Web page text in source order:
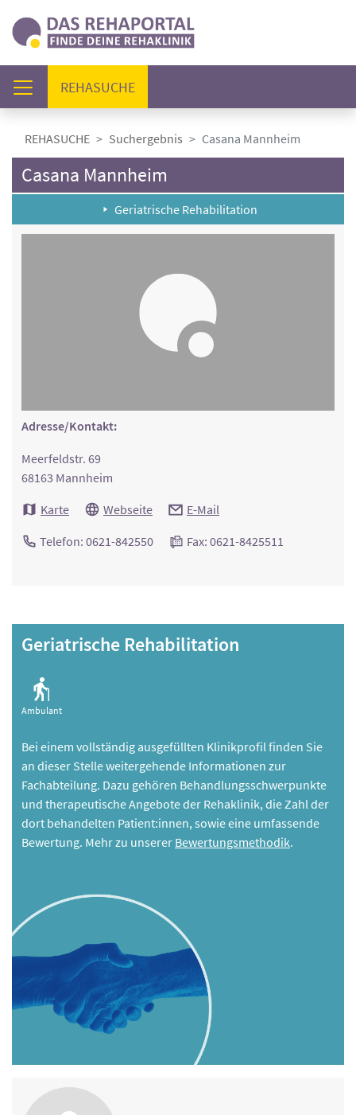
REHASUCHE(AKTUELL)
REHASUCHE Suchergebnis Casana Mannheim
Casana Mannheim
Geriatrische Rehabilitation
Adresse/Kontakt:
Meerfeldstr. 69
68163 Mannheim
Karte
Webseite E-Mail
Telefon: 0621-842550 Fax: 0621-8425511
Geriatrische Rehabilitation
Ambulant
Bei einem vollständig ausgefüllten Klinikprofil finden Sie
an dieser Stelle weitergehende Informationen zur
Fachabteilung. Dazu gehören Behandlungsschwerpunkte
und therapeutische Angebote der Rehaklinik, die Zahl der
dort behandelten Patient:innen, sowie eine umfassende
Bewertung. Mehr zu unserer Bewertungsmethodik.